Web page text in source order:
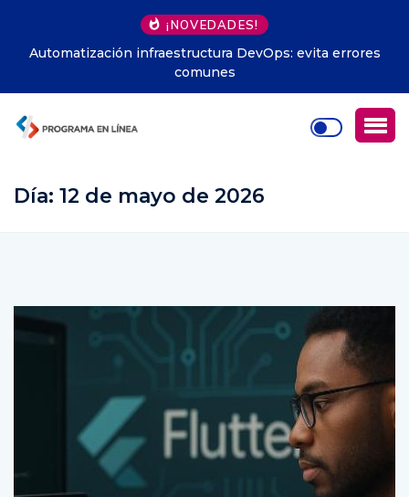
¡NOVEDADES!
Automatización infraestructura DevOps: evita errores
comunes
Día: 12 de mayo de 2026